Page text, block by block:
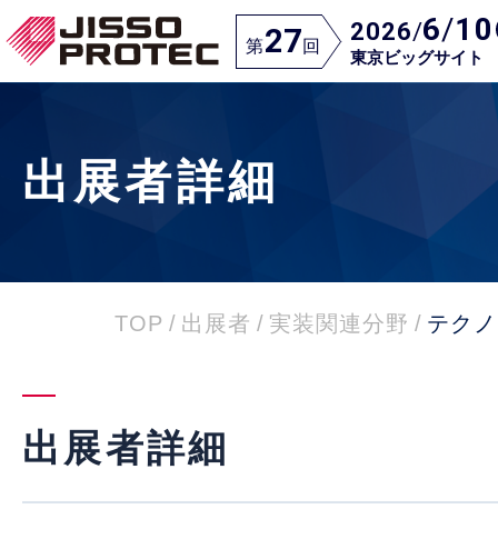
第27回 2026/6/10
東京ビッグサイト
出展者詳細
TOP / 出展者 / 実装関連分野 / テク
出展者詳細